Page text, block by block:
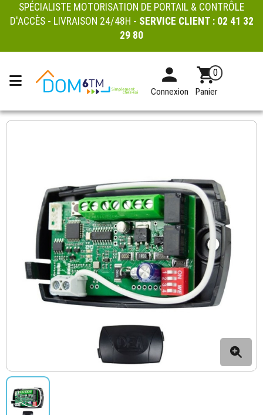
SPÉCIALISTE MOTORISATION DE PORTAIL & CONTRÔLE
D'ACCÈS - LIVRAISON 24/48H - SERVICE CLIENT : 02 41 32
29 80
Connexion
0
Panier